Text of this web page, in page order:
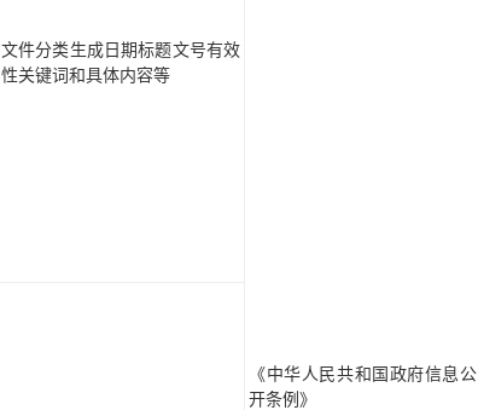
文件分类生成日期标题文号有效
性关键词和具体内容等
《中华人民共和国政府信息公
开条例》